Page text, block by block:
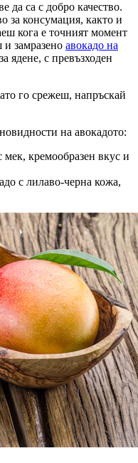
са с добро качество.
за консумация, както и
кога е точният момент
замразено авокадо на
ядене, с превъзходен
го срежеш, напръскай
на авокадото:
кремообразен вкус и
с лилаво-черна кожа,